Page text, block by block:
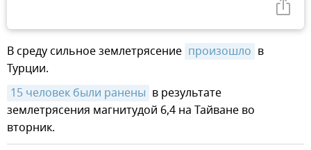
В среду сильное землетрясение произошло в
Турции.
15 человек были ранены в результате
землетрясения магнитудой 6,4 на Тайване во
вторник.